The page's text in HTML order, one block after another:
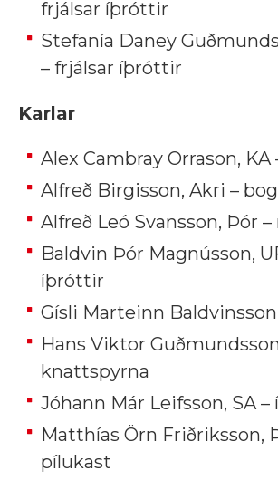
frjálsar íþróttir
Stefanía Daney
– frjálsar íþróttir
Karlar
Alex Cambray Orrason,
Alfreð Birgisson, Akri –
Alfreð Leó Svansson, Þór
Baldvin Þór Magnússon,
íþróttir
Gísli Marteinn
Hans Viktor
knattspyrna
Jóhann Már Leifsson, SA –
Matthías Örn Friðriksson,
pílukast